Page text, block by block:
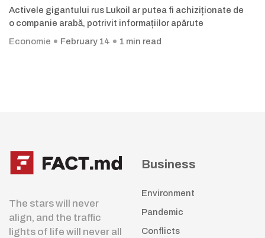
Activele gigantului rus Lukoil ar putea fi achiziționate de
o companie arabă, potrivit informațiilor apărute
Economie
February 14 1 min read
The stars will never
align, and the traffic
lights of life will never all
Business
Environment
Pandemic
Conflicts